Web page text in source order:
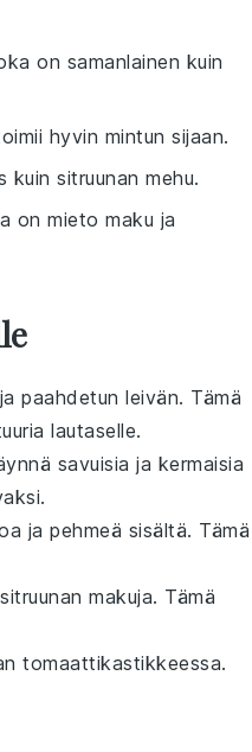
on samanlainen kuin
hyvin mintun sijaan.
sitruunan mehu.
on mieto maku ja
ja paahdetun leivän. Tämä
lautaselle.
savuisia ja kermaisia
ja pehmeä sisältä. Tämä
sitruunan makuja. Tämä
tomaattikastikkeessa.